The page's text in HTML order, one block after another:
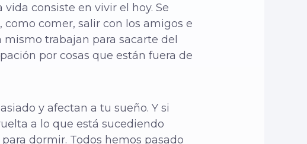
consiste en vivir el hoy. Se
comer, salir con los amigos e
trabajan para sacarte del
por cosas que están fuera de
y afectan a tu sueño. Y si
a lo que está sucediendo
dormir. Todos hemos pasado